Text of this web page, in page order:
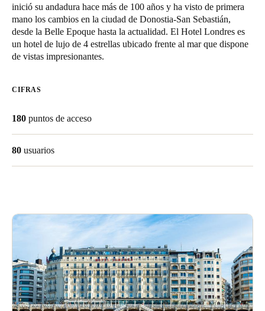
Colombia
Español
Chile
Guardar la nueva selección como predeterminada
inició su andadura hace más de 100 años y ha visto de primera
mano los cambios en la ciudad de Donostia-San Sebastián,
desde la Belle Epoque hasta la actualidad. El Hotel Londres es
un hotel de lujo de 4 estrellas ubicado frente al mar que dispone
de vistas impresionantes.
CIFRAS
180 puntos de acceso
80 usuarios